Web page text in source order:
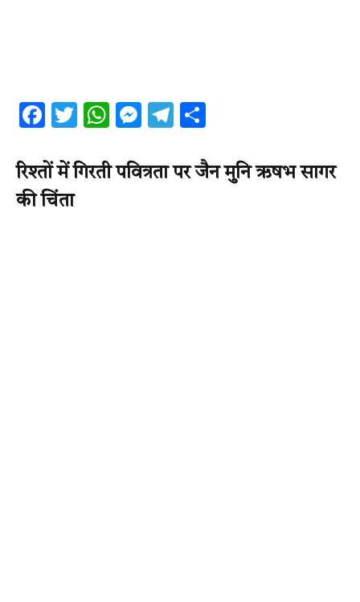
Facebook
Twitter
WhatsApp
Messenger
Telegram
रिश्तों में गिरती पवित्रता पर जैन मुनि ऋषभ सागर
की चिंता